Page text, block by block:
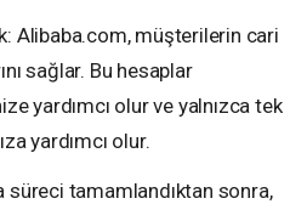
Alibaba.com, müşterilerin cari
sağlar. Bu hesaplar
yardımcı olur ve yalnızca tek
yardımcı olur.
süreci tamamlandıktan sonra,